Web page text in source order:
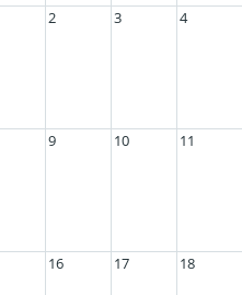
2 3 4
9 10 11
16 17 18